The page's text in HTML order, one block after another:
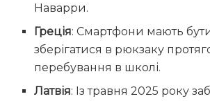
Наварри.
Греція: Смартфони мають
зберігатися в рюкзаку
перебування в школі.
Латвія: Із травня 2025 року